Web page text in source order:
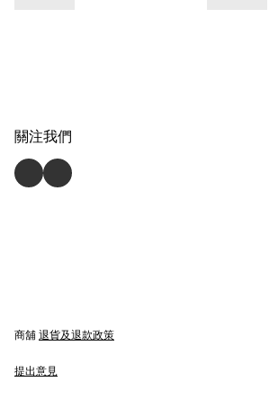
關注我們
商舖 退貨及退款政策
提出意見